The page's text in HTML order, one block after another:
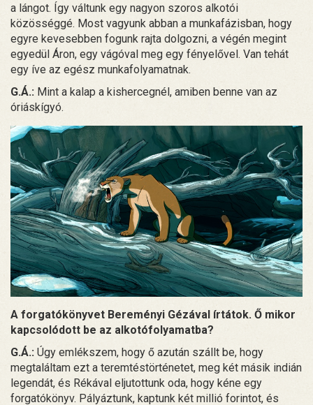
a lángot. Így váltunk egy nagyon szoros alkotói
közösséggé. Most vagyunk abban a munkafázisban, hogy
egyre kevesebben fogunk rajta dolgozni, a végén megint
egyedül Áron, egy vágóval meg egy fényelővel. Van tehát
egy íve az egész munkafolyamatnak.
G.Á.: Mint a kalap a kishercegnél, amiben benne van az
óriáskígyó.
A forgatókönyvet Bereményi Gézával írtátok. Ő mikor
kapcsolódott be az alkotófolyamatba?
G.Á.: Úgy emlékszem, hogy ő azután szállt be, hogy
megtaláltam ezt a teremtéstörténetet, meg két másik indián
legendát, és Rékával eljutottunk oda, hogy kéne egy
forgatókönyv. Pályáztunk, kaptunk két millió forintot, és